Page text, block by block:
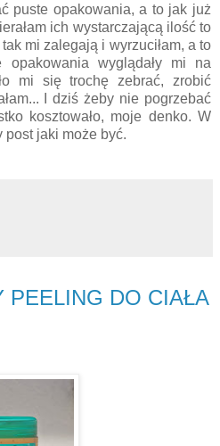
puste opakowania, a to jak już
ich wystarczającą ilość to
mi zalegają i wyrzuciłam, a to
opakowania wyglądały mi na
mi się trochę zebrać, zrobić
I dziś żeby nie pogrzebać
kosztowało, moje denko. W
jaki może być.
PEELING DO CIAŁA